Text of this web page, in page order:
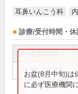
耳鼻いんこう科
診療/受付時間・休
9:00～12:00
お盆(8月中旬)は
に必ず医療機関